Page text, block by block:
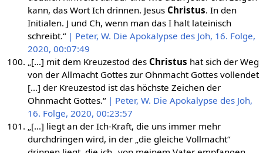
kann, das Wort Ich drinnen. Jesus Christus. In den
Initialen. J und Ch, wenn man das I halt lateinisch
schreibt.“ | Peter, W. Die Apokalypse des Joh, 16. Folge,
2020, 00:07:49
„[…] mit dem Kreuzestod des Christus hat sich der Weg
von der Allmacht Gottes zur Ohnmacht Gottes vollendet
[…] der Kreuzestod ist das höchste Zeichen der
Ohnmacht Gottes.“ | Peter, W. Die Apokalypse des Joh,
16. Folge, 2020, 00:23:57
„[…] liegt an der Ich-Kraft, die uns immer mehr
durchdringen wird, in der „die gleiche Vollmacht“